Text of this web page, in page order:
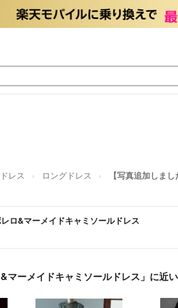
レス ロングドレス 【写真追加しま
ロ&マーメイドキャミソールドレス
マーメイドキャミソールドレス」に近